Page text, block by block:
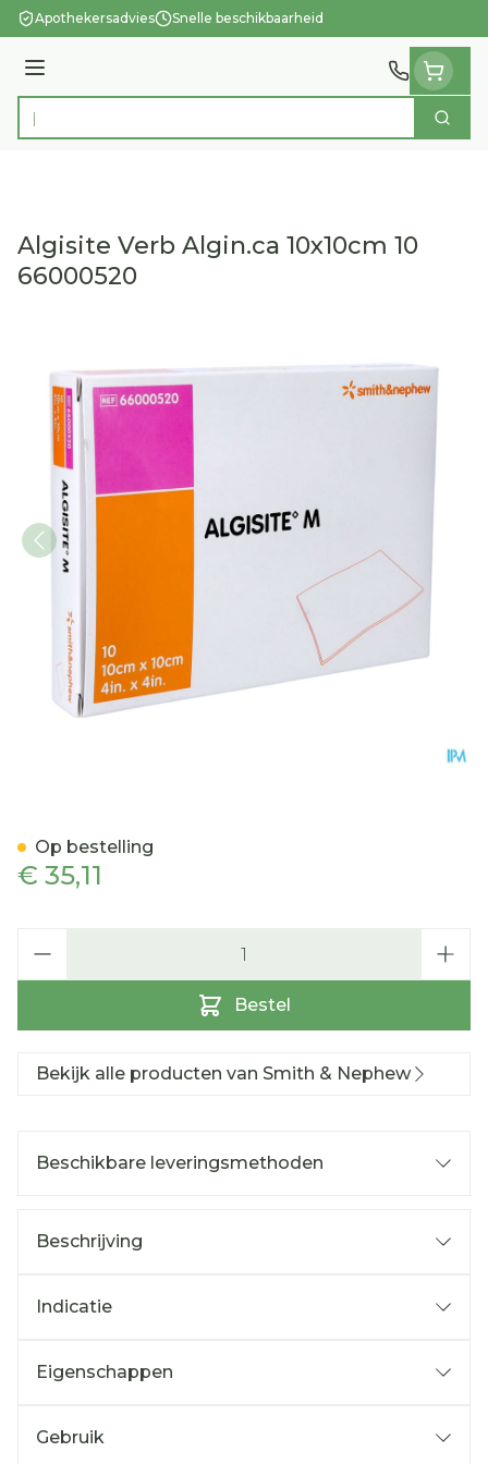
Ga naar de inhoud
Apothekersadvies Snelle beschikbaarheid
Menu
Product, merk, categorie... Zoek
Algisite Verb Algin.ca 10x10cm 10
66000520
€ 35,11
Bestel
Op bestelling
Bekijk alle producten van Smith & Nephew
Beschikbare leveringsmethoden
Beschrijving
Indicatie
Eigenschappen
Gebruik